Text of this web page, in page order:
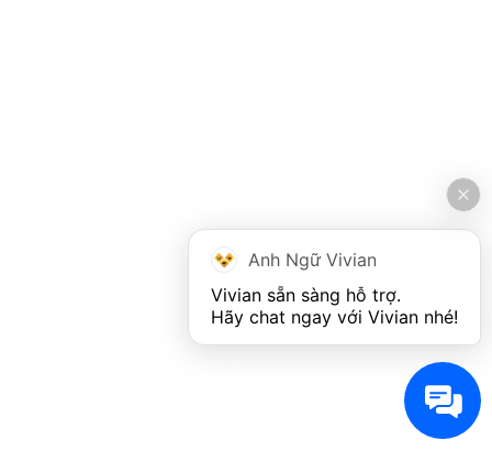
Anh Ngữ Vivian
Vivian sẵn sàng hỗ trợ.
Hãy chat ngay với Vivian nhé!